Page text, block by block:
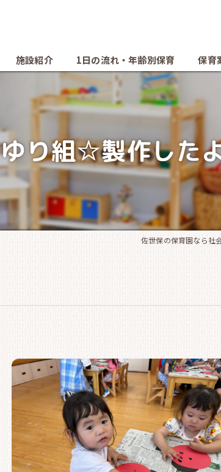
施設紹介 1日の流れ・年齢別保育 保育
ゆり組☆製作した
佐世保の保育園なら社